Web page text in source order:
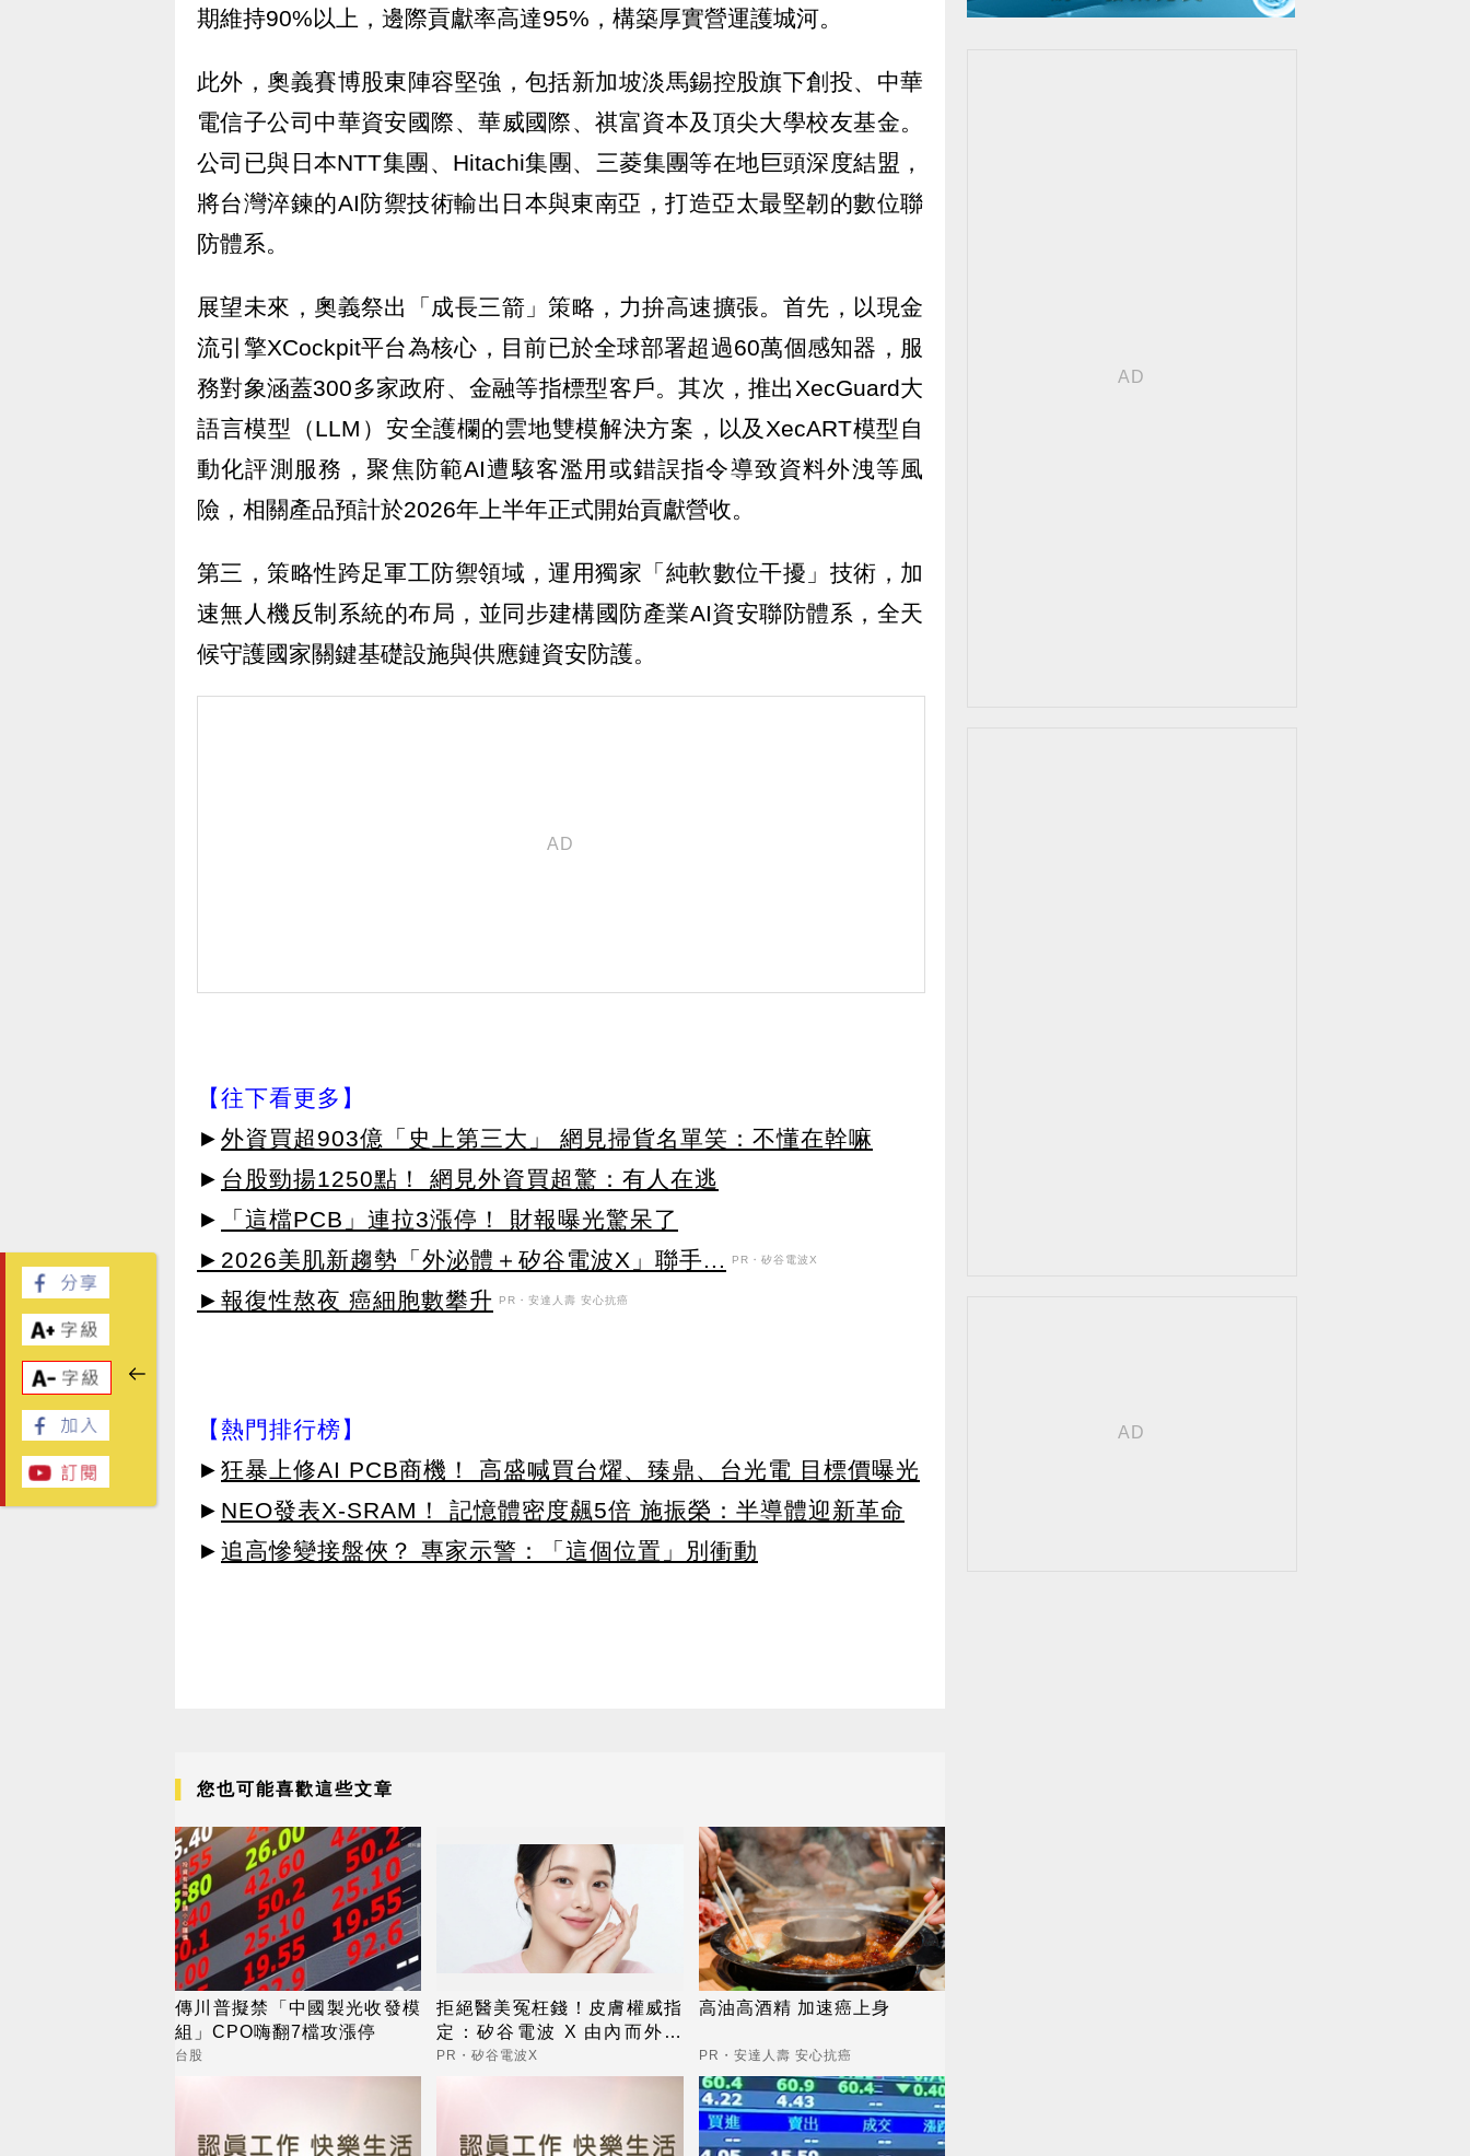
期維持90%以上，邊際貢獻率高達95%，構築厚實營運護城河。
此外，奧義賽博股東陣容堅強，包括新加坡淡馬錫控股旗下創投、中華
電信子公司中華資安國際、華威國際、祺富資本及頂尖大學校友基金。
公司已與日本NTT集團、Hitachi集團、三菱集團等在地巨頭深度結盟，
將台灣淬鍊的AI防禦技術輸出日本與東南亞，打造亞太最堅韌的數位聯
防體系。
展望未來，奧義祭出「成長三箭」策略，力拚高速擴張。首先，以現金
流引擎XCockpit平台為核心，目前已於全球部署超過60萬個感知器，服
務對象涵蓋300多家政府、金融等指標型客戶。其次，推出XecGuard大
語言模型（LLM）安全護欄的雲地雙模解決方案，以及XecART模型自
動化評測服務，聚焦防範AI遭駭客濫用或錯誤指令導致資料外洩等風
險，相關產品預計於2026年上半年正式開始貢獻營收。
第三，策略性跨足軍工防禦領域，運用獨家「純軟數位干擾」技術，加
速無人機反制系統的布局，並同步建構國防產業AI資安聯防體系，全天
候守護國家關鍵基礎設施與供應鏈資安防護。
【往下看更多】
► 外資買超903億「史上第三大」 網見掃貨名單笑：不懂在幹嘛
► 台股勁揚1250點！ 網見外資買超驚：有人在逃
►
「這檔PCB」連拉3漲停！ 財報曝光驚呆了
►2026美肌新趨勢「外泌體＋矽谷電波X」聯手...
PR・矽谷電波X
►報復性熬夜 癌細胞數攀升 PR・安達人壽 安心抗癌
【熱門排行榜】
► 狂暴上修AI PCB商機！ 高盛喊買台燿、臻鼎、台光電 目標價曝光
► NEO發表X-SRAM！ 記憶體密度飆5倍 施振榮：半導體迎新革命
► 追高慘變接盤俠？ 專家示警：「這個位置」別衝動
您也可能喜歡這些文章
傳川普擬禁「中國製光收發模
組」CPO嗨翻7檔攻漲停
台股
拒絕醫美冤枉錢！皮膚權威指
定：矽谷電波 X 由內而外養
出逆齡好膚質
PR・矽谷電波X
高油高酒精 加速癌上身
PR・安達人壽 安心抗癌